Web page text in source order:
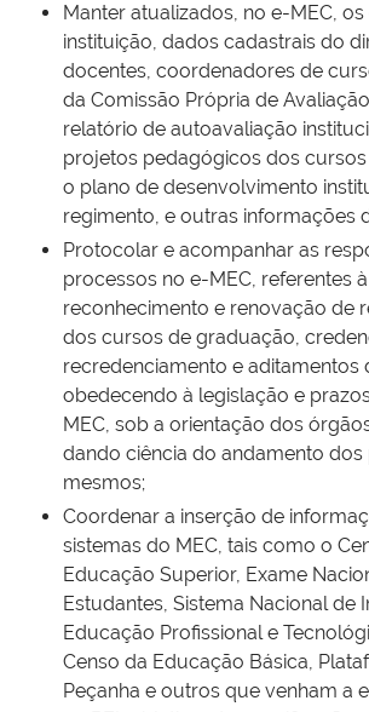
Manter atualizados, no e-MEC,
instituição, dados cadastrais do
docentes, coordenadores de
da Comissão Própria de Avaliação
relatório de autoavaliação
projetos pedagógicos dos
o plano de desenvolvimento
regimento, e outras informações
Protocolar e acompanhar as
processos no e-MEC, referentes
reconhecimento e renovação de
dos cursos de graduação,
recredenciamento e aditamentos
obedecendo à legislação e
MEC, sob a orientação dos
dando ciência do andamento
mesmos;
Coordenar a inserção de
sistemas do MEC, tais como o
Educação Superior, Exame
Estudantes, Sistema Nacional de
Educação Profissional e
Censo da Educação Básica,
Peçanha e outros que venham a